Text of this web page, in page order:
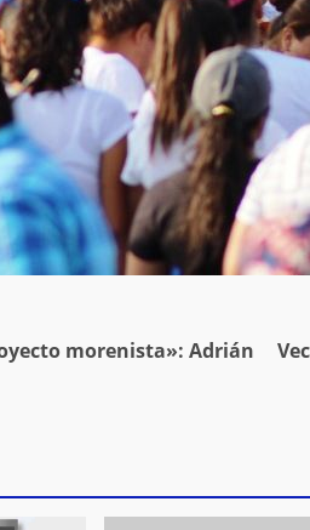
morenista»: Adrián